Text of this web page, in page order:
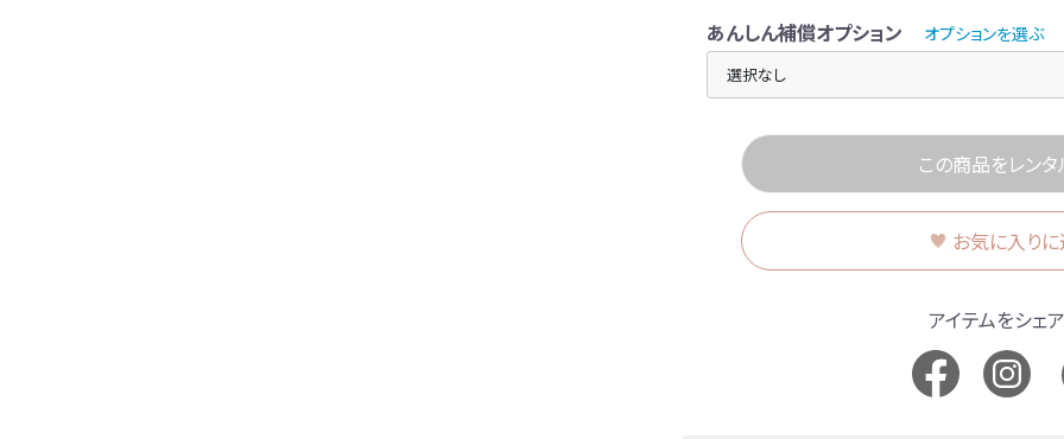
あんしん補償オプション オプションを選ぶ
この商品をレンタ
お気に入り
アイテムをシェ